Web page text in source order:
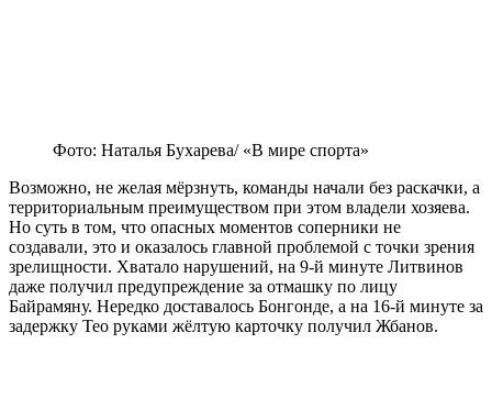
Фото: Наталья Бухарева/ «В мире спорта»
Возможно, не желая мёрзнуть, команды начали без раскачки, а
территориальным преимуществом при этом владели хозяева.
Но суть в том, что опасных моментов соперники не
создавали, это и оказалось главной проблемой с точки зрения
зрелищности. Хватало нарушений, на 9-й минуте Литвинов
даже получил предупреждение за отмашку по лицу
Байрамяну. Нередко доставалось Бонгонде, а на 16-й минуте за
задержку Тео руками жёлтую карточку получил Жбанов.